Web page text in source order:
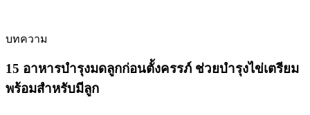
บทความ
15 อาหารบํารุงมดลูกก่อนตั้งครรภ์ ช่วยบำรุงไข่เตรียม
พร้อมสำหรับมีลูก